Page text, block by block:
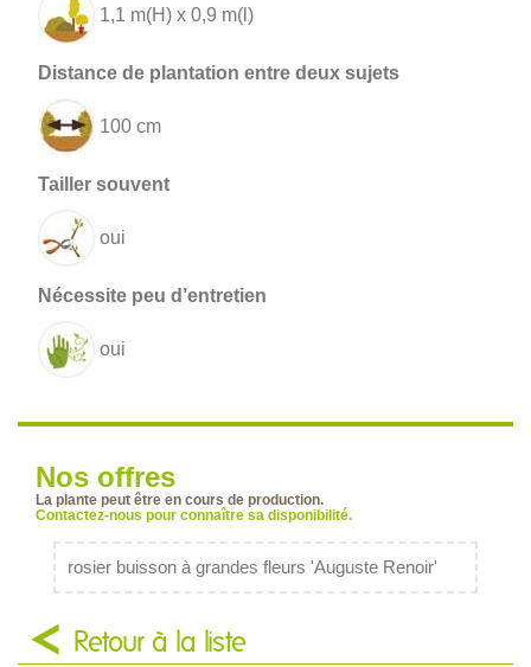
1,1 m(H) x 0,9 m(l)
100 cm
oui
oui
Nos offres
La plante peut être en cours de production.
Contactez-nous pour connaître sa disponibilité.
rosier buisson à grandes fleurs 'Auguste Renoir'
Retour à la liste